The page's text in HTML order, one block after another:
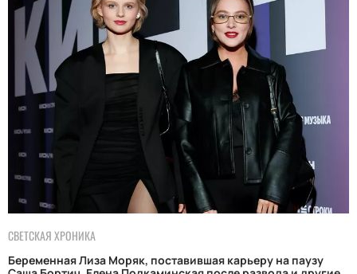
СВЕТСКАЯ ХРОНИКА
Беременная Лиза Моряк, поставившая карьеру на паузу